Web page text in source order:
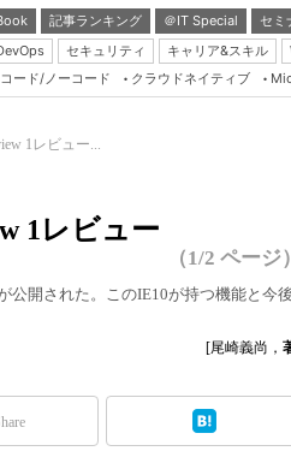
記事ランキング ＠IT Special セミ
セキュリティ キャリア&スキル
Test
ード/ノーコード クラウドネイティブ
1レビュー...
1レビュー
（1/2 ページ）
公開された。このIE10が持つ機能と今後
[尾崎義尚，